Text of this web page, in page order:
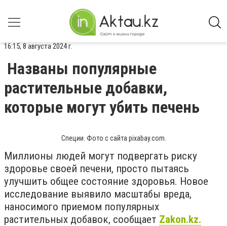
16:15, 8 августа 2024 г.
Названы популярные
растительные добавки,
которые могут убить печень
Специи. Фото с сайта pixabay.com.
Миллионы людей могут подвергать риску
здоровье своей печени, просто пытаясь
улучшить общее состояние здоровья. Новое
исследование выявило масштабы вреда,
наносимого приемом популярных
растительных добавок, сообщает Zakon.kz.